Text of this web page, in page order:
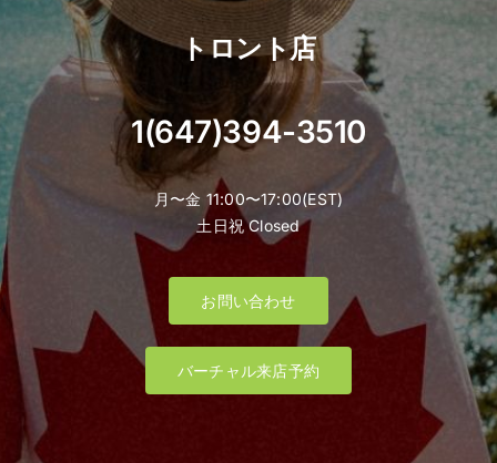
トロント店
1(647)394-3510
月〜金 11:00〜17:00(EST)
土日祝 Closed
お問い合わせ
バーチャル来店予約